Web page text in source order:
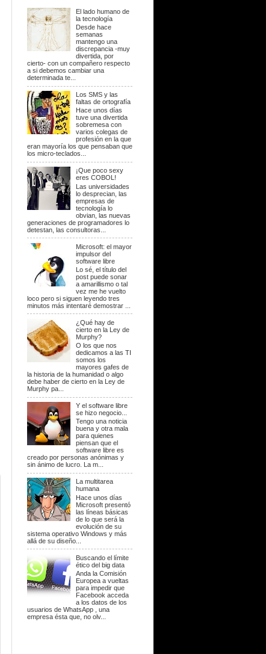
El lado humano de
la tecnología
Desde hace
semanas
mantengo una
discrepancia -muy
divertida, por
cierto- con un compañero respecto
a si debemos cambiar una
determinada te...
Los SMS y las
faltas de ortografía
Hace unos días
tuve una divertida
sobremesa con
varios colegas de
profesión en la que
eran mayoría los que pensaban que
los micro-teclados...
¡Que poco sexy
eres COBOL!
Las universidades
lo desprecian, las
empresas de
tecnología lo
obvian, las nuevas
generaciones de programadores lo
detestan, las consultoras...
Microsoft: el mayor
impulsor del
software libre
Lo sé, el título del
post puede sonar
a amarillismo o tal
vez me he vuelto
loco pero si siguen leyendo tres
minutos más intentaré demostrar ...
¿Qué hay de
cierto en la Ley de
Murphy?
O los que nos
dedicamos a las TI
somos los
mayores gafes de
la historia de la humanidad o algo
debe haber de cierto en la Ley de
Murphy pa...
Y el software libre
se hizo negocio...
Tengo una noticia
buena y otra mala
para quienes
piensan que el
software libre es
creado por personas anónimas y
sin ánimo de lucro. La m...
La multitarea
humana
Hace unos días
Microsoft presentó
las líneas básicas
de lo que será la
evolución de su
sistema operativo Windows y más
allá de su diseño...
Buscando el límite
ético del big data
Anda la Comisión
Europea a vueltas
para impedir que
Facebook acceda
a los datos de los
usuarios de WhatsApp , una
empresa ésta que, no olv...